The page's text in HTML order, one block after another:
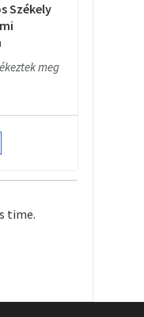
Székely
meg
time.